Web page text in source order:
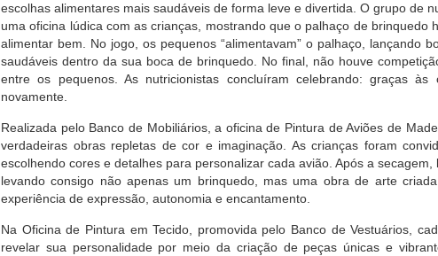
escolhas alimentares mais saudáveis de forma leve e divertida. O grupo de
uma oficina lúdica com as crianças, mostrando que o palhaço de brinquedo
alimentar bem. No jogo, os pequenos “alimentavam” o palhaço, lançando
saudáveis dentro da sua boca de brinquedo. No final, não houve
entre os pequenos. As nutricionistas concluíram celebrando: graças
novamente.
Realizada pelo Banco de Mobiliários, a oficina de Pintura de Aviões de
verdadeiras obras repletas de cor e imaginação. As crianças foram
escolhendo cores e detalhes para personalizar cada avião. Após a secagem,
levando consigo não apenas um brinquedo, mas uma obra de arte
experiência de expressão, autonomia e encantamento.
Na Oficina de Pintura em Tecido, promovida pelo Banco de Vestuários,
revelar sua personalidade por meio da criação de peças únicas e